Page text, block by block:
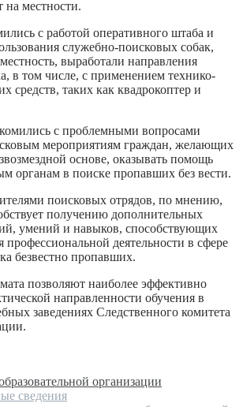
на местности.
с работой оперативного штаба и
служебно-поисковых собак,
выработали направления
в том числе, с применением технико-
средств, таких как квадрокоптер и
с проблемными вопросами
мероприятиям граждан, желающих
основе, оказывать помощь
органам в поиске пропавших без вести.
поисковых отрядов, по мнению,
получению дополнительных
умений и навыков, способствующих
деятельности в сфере
безвестно пропавших.
позволяют наиболее эффективно
направленности обучения в
заведениях Следственного комитета
организации
сведения